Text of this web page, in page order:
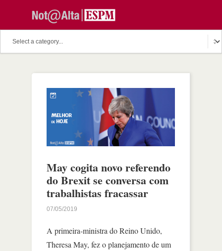
May cogita novo referendo
do Brexit se conversa com
trabalhistas fracassar
07/05/2019
A primeira-ministra do Reino Unido,
Theresa May, fez o planejamento de um